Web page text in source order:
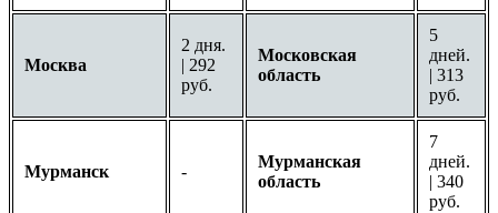
Москва
2 дня.
| 292
руб.
Московская
область
5
дней.
| 313
руб.
Мурманск -
Мурманская
область
7
дней.
| 340
руб.